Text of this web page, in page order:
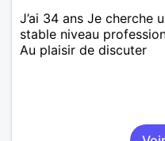
J’ai 34 ans Je cherche
stable niveau
Au plaisir de discuter